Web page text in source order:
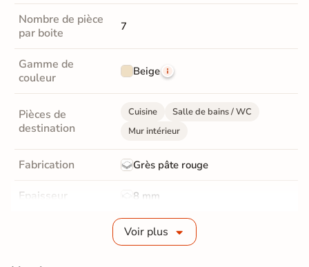
Nombre de pièce
par boite
7
Gamme de
couleur
Beige
Pièces de
destination
Cuisine
Salle de bains / WC
Mur intérieur
Fabrication Grès pâte rouge
Epaisseur 8 mm
Non-rectifié
Voir plus